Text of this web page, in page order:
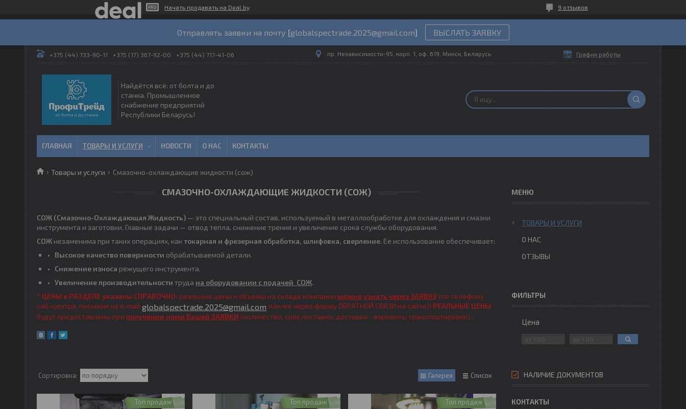
Начать продавать на Deal.by 9 отзывов
Отправлять заявки на почту [globalspectrade.2025@gmail.com] ВЫСЛАТЬ ЗАЯВКУ
+375 (44) 733-90-11 +375 (17) 367-92-00 +375 (44) 717-41-06 пр. Независимости-95, корп. 1, оф. 619, Минск, Беларусь График работы
Найдётся всё: от болта и до
станка. Промышленное
снабжение предприятий
Республики Беларусь!
ГЛАВНАЯ ТОВАРЫ И УСЛУГИ НОВОСТИ О НАС КОНТАКТЫ
Товары и услуги Смазочно-охлаждающие жидкости (сож)
СМАЗОЧНО-ОХЛАЖДАЮЩИЕ ЖИДКОСТИ (СОЖ)
СОЖ (Смазочно-Охлаждающая Жидкость) — это специальный состав, используемый в металлообработке для охлаждения и смазки
инструмента и заготовки. Главные задачи — отвод тепла, снижение трения и увеличение срока службы оборудования.
СОЖ незаменима при таких операциях, кактокарная и фрезерная обработка, шлифовка, сверление. Ее использование обеспечивает:
Высокое качество поверхности обрабатываемой детали.
Снижение износа режущего инструмента.
Увеличение производительности труда на оборудовании с подачей СОЖ.
* ЦЕНЫ в РАЗДЕЛЕ указаны СПРАВОЧНО: реальные цены и объёмы на складе компании можно узнать через ЗАЯВКУ (по телефону
call-центра, письмом на e-mail globalspectrade.2025@gmail.com или же через форму ОБРАТНОЙ СВЯЗИ на сайте)! РЕАЛЬНЫЕ ЦЕНЫ
будут предоставлены при получении нами Вашей ЗАЯВКИ (количество, срок поставки, доставка - варианты транспортировки)...
Галерея Список
Топ продаж Топ продаж Топ продаж
ТОВАРЫ И УСЛУГИ
О НАС
ОТЗЫВЫ
ФИЛЬТРЫ
Цена
НАЛИЧИЕ ДОКУМЕНТОВ
КОНТАКТЫ